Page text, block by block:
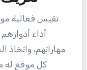
تقيس فعالية
أداء
مهاراتهم، واتخاذ
كل موقع له